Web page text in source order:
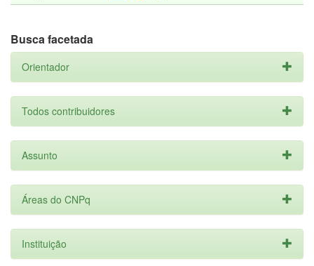
Busca facetada
Orientador
Todos contribuidores
Assunto
Áreas do CNPq
Instituição